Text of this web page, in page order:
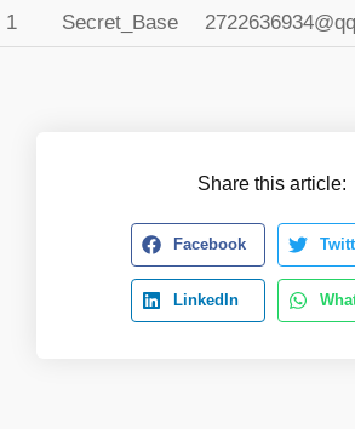
1 Secret_Base
Share this article:
Facebook
LinkedIn